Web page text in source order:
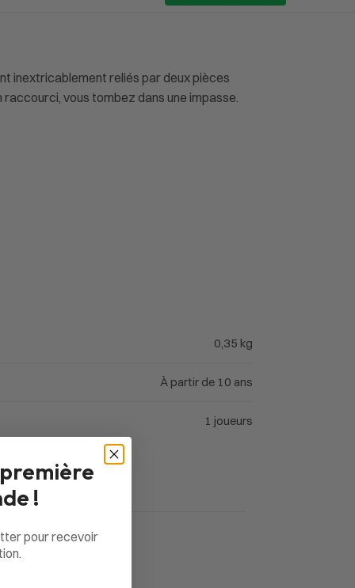
inextricablement reliés par deux pièces
vous tombez dans une impasse.
0,35 kg
À partir de 10 ans
1 joueurs
!
pour recevoir